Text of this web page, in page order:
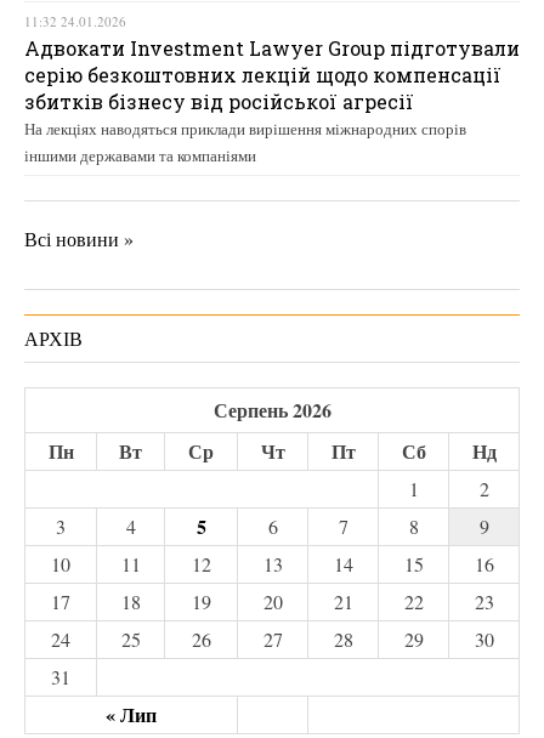
11:32 24.01.2026
Адвокати Investment Lawyer Group підготували
серію безкоштовних лекцій щодо компенсації
збитків бізнесу від російської агресії
На лекціях наводяться приклади вирішення міжнародних спорів
іншими державами та компаніями
Всі новини »
АРХІВ
Серпень 2026
Пн
Вт Ср Чт Пт Сб Нд
« Лип
1
2
3
4 5 6 7 8
9
10
11 12 13 14 15
16
17
18 19 20 21 22
23
24
25 26 27 28 29
30
31